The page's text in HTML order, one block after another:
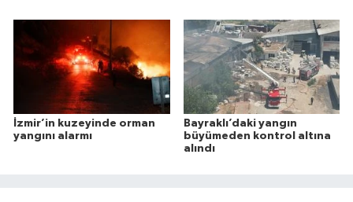
İzmir’in kuzeyinde orman
yangını alarmı
Bayraklı’daki yangın
büyümeden kontrol altına
alındı